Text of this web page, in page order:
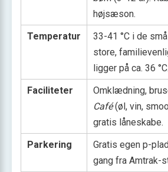
højsæson.
Temperatur
33-41 °C i de
store,
ligger på ca. 36 °C.
Faciliteter
Omklædning,
Café(øl, vin,
gratis låneskabe.
Parkering
Gratis egen p-
gang fra Amtrak-